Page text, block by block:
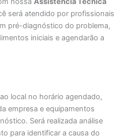
será atendido por profissionais
pré-diagnóstico do problema,
iniciais e agendarão a
local no horário agendado,
empresa e equipamentos
Será realizada análise
para identificar a causa do